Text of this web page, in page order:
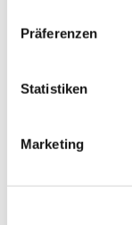
Präferenzen
Statistiken
Marketing
Freitag